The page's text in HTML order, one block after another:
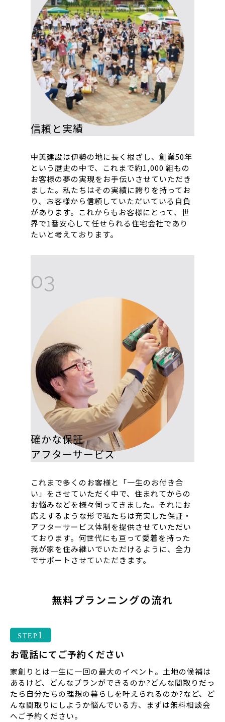
信頼と実績
中美建設は伊勢の地に長く根ざし、創業50年
という歴史の中で、これまで約1,000 組もの
お客様の夢の実現をお手伝いさせていただき
ました。私たちはその実績に誇りを持ってお
り、お客様から信頼していただいている自負
があります。これからもお客様にとって、世
界で1番安心して任せられる住宅会社であり
たいと考えております。
03
確かな保証
アフターサービス
これまで多くのお客様と「一生のお付き合
い」をさせていただく中で、住まれてからの
お悩みなどを様々伺ってきました。それにお
応えするような形で私たちは充実した保証・
アフターサービス体制を提供させていただい
ております。何世代にも亘って愛着を持った
我が家を住み継いでいただけるように、全力
でサポートさせていただきます。
無料プランニングの流れ
STEP1
お電話にてご予約ください
家創りとは一生に一回の最大のイベント。土地の候補は
あるけど、どんなプランができるのか?どんな間取りだっ
たら自分たちの理想の暮らしを叶えられるのか?など、ど
んな間取りにしようか悩んでいる方、まずは無料相談会
へご予約ください。